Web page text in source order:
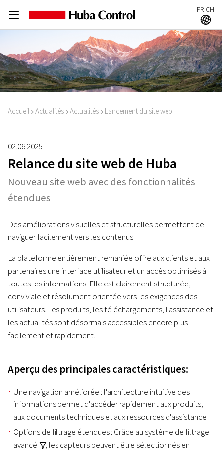
C FR-CH
A
Accueil I Actualités I Actualités I Lancement du site web
02.06.2025
Relance du site web de Huba
Nouveau site web avec des fonctionnalités
étendues
Des améliorations visuelles et structurelles permettent de
naviguer facilement vers les contenus
La plateforme entièrement remaniée offre aux clients et aux
partenaires une interface utilisateur et un accès optimisés à
toutes les informations. Elle est clairement structurée,
conviviale et résolument orientée vers les exigences des
utilisateurs. Les produits, les téléchargements, l'assistance et
les actualités sont désormais accessibles encore plus
facilement et rapidement.
Aperçu des principales caractéristiques:
Une navigation améliorée : l'architecture intuitive des
informations permet d'accéder rapidement aux produits,
aux documents techniques et aux ressources d'assistance
Options de filtrage étendues : Grâce au système de filtrage
avancé O, les capteurs peuvent être sélectionnés en